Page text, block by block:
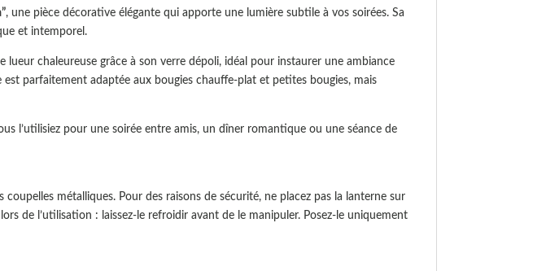
, une pièce décorative élégante qui apporte une lumière subtile à vos soirées. Sa
et intemporel.
chaleureuse grâce à son verre dépoli, idéal pour instaurer une ambiance
parfaitement adaptée aux bougies chauffe-plat et petites bougies, mais
l’utilisiez pour une soirée entre amis, un dîner romantique ou une séance de
métalliques. Pour des raisons de sécurité, ne placez pas la lanterne sur
de l’utilisation : laissez-le refroidir avant de le manipuler. Posez-le uniquement